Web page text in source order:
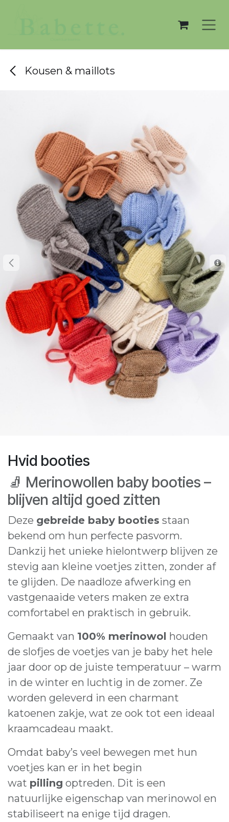
Kousen & maillots
Hvid booties
🧦 Merinowollen baby booties –
blijven altijd goed zitten
Deze gebreide baby booties staan
bekend om hun perfecte pasvorm.
Dankzij het unieke hielontwerp blijven ze
stevig aan kleine voetjes zitten, zonder af
te glijden. De naadloze afwerking en
vastgenaaide veters maken ze extra
comfortabel en praktisch in gebruik.
Gemaakt van 100% merinowol houden
de slofjes de voetjes van je baby het hele
jaar door op de juiste temperatuur – warm
in de winter en luchtig in de zomer. Ze
worden geleverd in een charmant
katoenen zakje, wat ze ook tot een ideaal
kraamcadeau maakt.
Omdat baby’s veel bewegen met hun
voetjes kan er in het begin
wat pilling optreden. Dit is een
natuurlijke eigenschap van merinowol en
stabiliseert na enige tijd dragen.